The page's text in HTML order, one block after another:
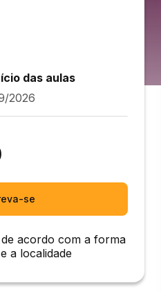
das aulas
2026
se
acordo com a forma
a localidade